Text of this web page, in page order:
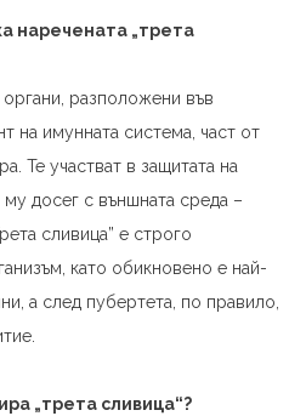
наречената „трета
разположени във
на имунната система, част от
Те участват в защитата на
досег с външната среда –
сливица” е строго
като обикновено е най-
а след пубертета, по правило,
„трета сливица“?